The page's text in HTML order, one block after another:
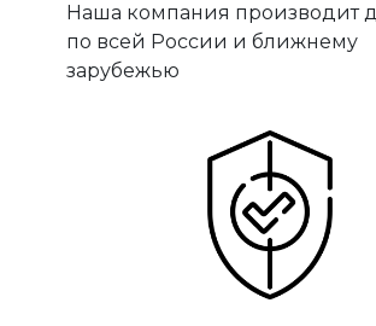
Наша компания производит
по всей России и ближнему
зарубежью